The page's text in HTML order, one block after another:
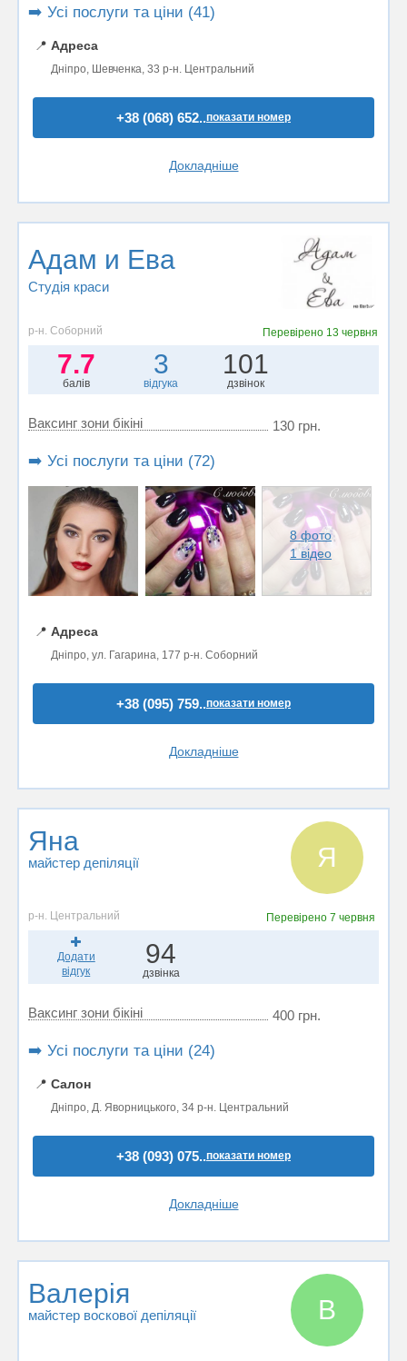
➡️ Усі послуги та ціни (41)
📍 Адреса
Дніпро, Шевченка, 33 р-н. Центральний
+38 (068) 652..показати номер
Докладніше
Адам и Ева
Студія краси
р-н. Соборний Перевірено 13 червня
7.7
балів
3
відгука
101
дзвінок
Ваксинг зони бікіні 130 грн.
➡️ Усі послуги та ціни (72)
8 фото
1 відео
📍 Адреса
Дніпро, ул. Гагарина, 177 р-н. Соборний
+38 (095) 759..показати номер
Докладніше
Яна
майстер депіляції Я
р-н. Центральний Перевірено 7 червня
Додати
відгук
94
дзвінка
Ваксинг зони бікіні 400 грн.
➡️ Усі послуги та ціни (24)
📍 Салон
Дніпро, Д. Яворницького, 34 р-н. Центральний
+38 (093) 075..показати номер
Докладніше
Валерія
майстер воскової депіляції В